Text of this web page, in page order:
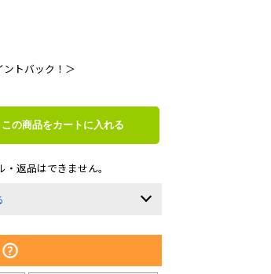
トバック！＞
この商品をカートに入れる
返品はできません。